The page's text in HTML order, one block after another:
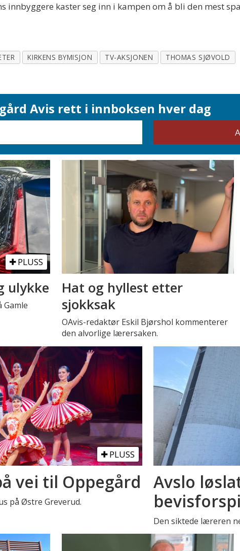
innbyggere kaster seg inn i kampen om å bli den mest
KIRKENS BYMISJON TV-AKSJONEN THOMAS SJØVOLD
Avis rett i innboksen hver dag
PLUSS
ulykke
Gamle
Hat og hyllest etter
sjokksak
OAvis-redaktør Eskil Bjørshol kommenterer
den alvorlige lærersaken.
PLUSS
vei til Oppegård
på Østre Greverud.
Avslo
Den siktede læreren